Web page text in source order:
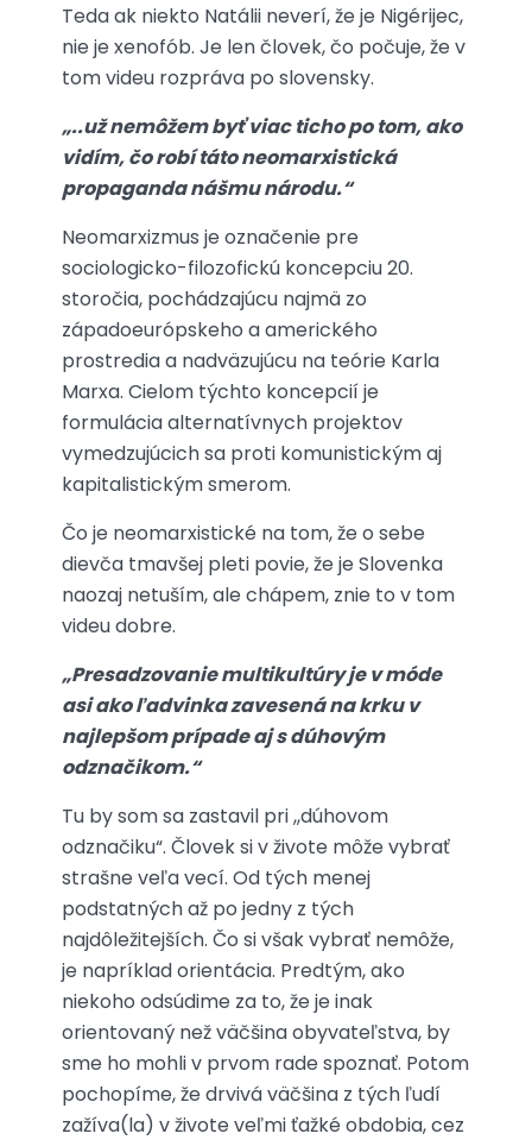
Teda ak niekto Natálii neverí, že je Nigérijec,
nie je xenofób. Je len človek, čo počuje, že v
tom videu rozpráva po slovensky.
„..už nemôžem byť viac ticho po tom, ako
vidím, čo robí táto neomarxistická
propaganda nášmu národu.“
Neomarxizmus je označenie pre
sociologicko-filozofickú koncepciu 20.
storočia, pochádzajúcu najmä zo
západoeurópskeho a amerického
prostredia a nadväzujúcu na teórie Karla
Marxa. Cielom týchto koncepcií je
formulácia alternatívnych projektov
vymedzujúcich sa proti komunistickým aj
kapitalistickým smerom.
Čo je neomarxistické na tom, že o sebe
dievča tmavšej pleti povie, že je Slovenka
naozaj netuším, ale chápem, znie to v tom
videu dobre.
„Presadzovanie multikultúry je v móde
asi ako ľadvinka zavesená na krku v
najlepšom prípade aj s dúhovým
odznačikom.“
Tu by som sa zastavil pri ,,dúhovom
odznačiku“. Človek si v živote môže vybrať
strašne veľa vecí. Od tých menej
podstatných až po jedny z tých
najdôležitejších. Čo si však vybrať nemôže,
je napríklad orientácia. Predtým, ako
niekoho odsúdime za to, že je inak
orientovaný než väčšina obyvateľstva, by
sme ho mohli v prvom rade spoznať. Potom
pochopíme, že drvivá väčšina z tých ľudí
zažíva(la) v živote veľmi ťažké obdobia, cez